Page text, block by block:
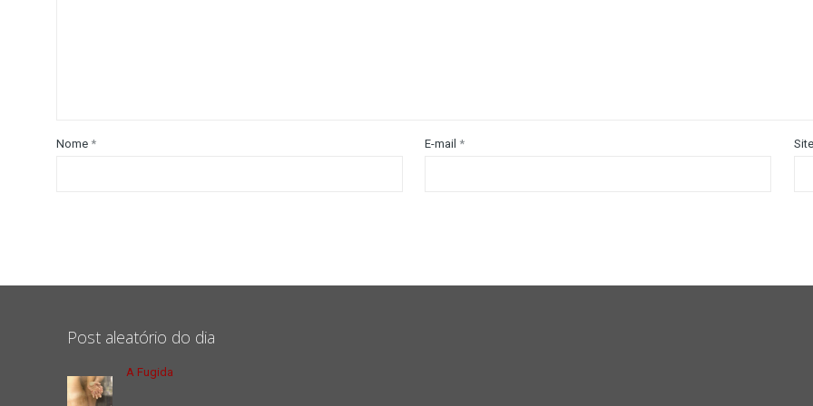
Nome * E-mail * Site
Post aleatório do dia
A Fugida